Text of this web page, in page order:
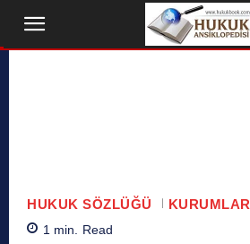
HUKUK SÖZLÜĞÜ KURUMLAR
1 min. Read